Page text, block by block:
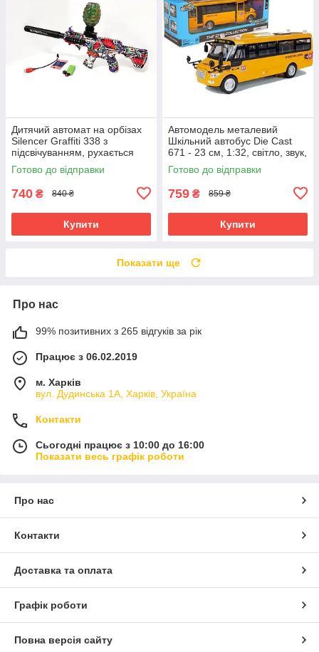
Дитячий автомат на орбізах
Silencer Graffiti 338 з
підсвічуванням, рухається
затвор, акумулятор 7.4V
Готово до відправки
740 ₴ 840 ₴
Купити
Автомодель металевий
Шкільний автобус Die Cast
671 - 23 см, 1:32, світло, звук,
інерція
Готово до відправки
759 ₴ 859 ₴
Купити
Показати ще
Про нас
99% позитивних з 265 відгуків за рік
Працює з 06.02.2019
м. Харків
вул. Дудинська 1А, Харків, Україна
Контакти
Сьогодні працює з 10:00 до 16:00
Показати весь графік роботи
Про нас
Контакти
Доставка та оплата
Графік роботи
Повна версія сайту